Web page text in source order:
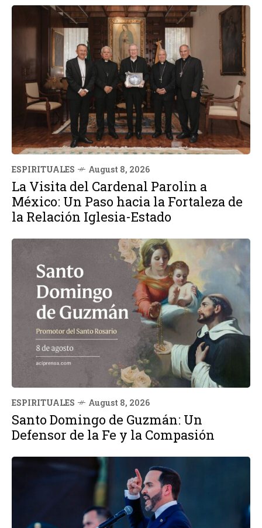
ESPIRITUALES August 8, 2026
La Visita del Cardenal Parolin a
México: Un Paso hacia la Fortaleza de
la Relación Iglesia-Estado
ESPIRITUALES August 8, 2026
Santo Domingo de Guzmán: Un
Defensor de la Fe y la Compasión